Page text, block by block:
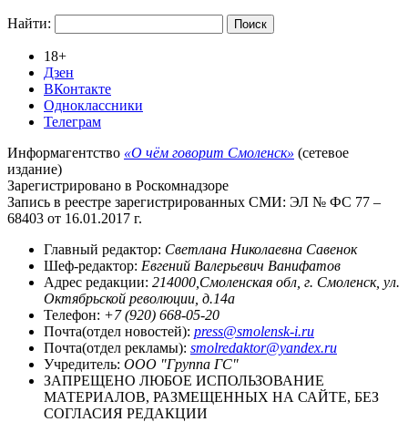
Найти:
18+
Дзен
ВКонтакте
Одноклассники
Телеграм
Информагентство «О чём говорит Смоленск» (сетевое
издание)
Зарегистрировано в Роскомнадзоре
Запись в реестре зарегистрированных СМИ: ЭЛ № ФС 77 –
68403 от 16.01.2017 г.
Главный редактор: Светлана Николаевна Савенок
Шеф-редактор: Евгений Валерьевич Ванифатов
Адрес редакции: 214000,Смоленская обл, г. Смоленск, ул.
Октябрьской революции, д.14а
Телефон: +7 (920) 668-05-20
Почта(отдел новостей): press@smolensk-i.ru
Почта(отдел рекламы): smolredaktor@yandex.ru
Учредитель: ООО "Группа ГС"
ЗАПРЕЩЕНО ЛЮБОЕ ИСПОЛЬЗОВАНИЕ
МАТЕРИАЛОВ, РАЗМЕЩЕННЫХ НА САЙТЕ, БЕЗ
СОГЛАСИЯ РЕДАКЦИИ